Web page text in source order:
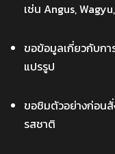
เช่น Angus,
ขอข้อมูลเกี่ยวกับกา
แปรรูป
ขอชิมตัวอย่างก่อนสั่
รสชาติ